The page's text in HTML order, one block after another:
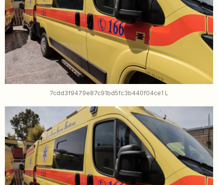
7cdd3f9479e87c91bd5fc3b440f04ce1 L